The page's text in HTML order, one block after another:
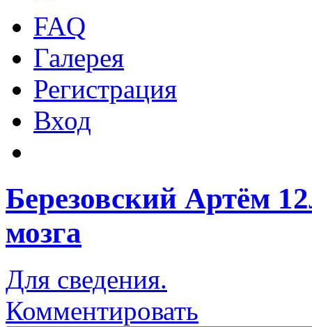
FAQ
Галерея
Регистрация
Вход
Березовский Артём
мозга
Для сведения.
Комментировать